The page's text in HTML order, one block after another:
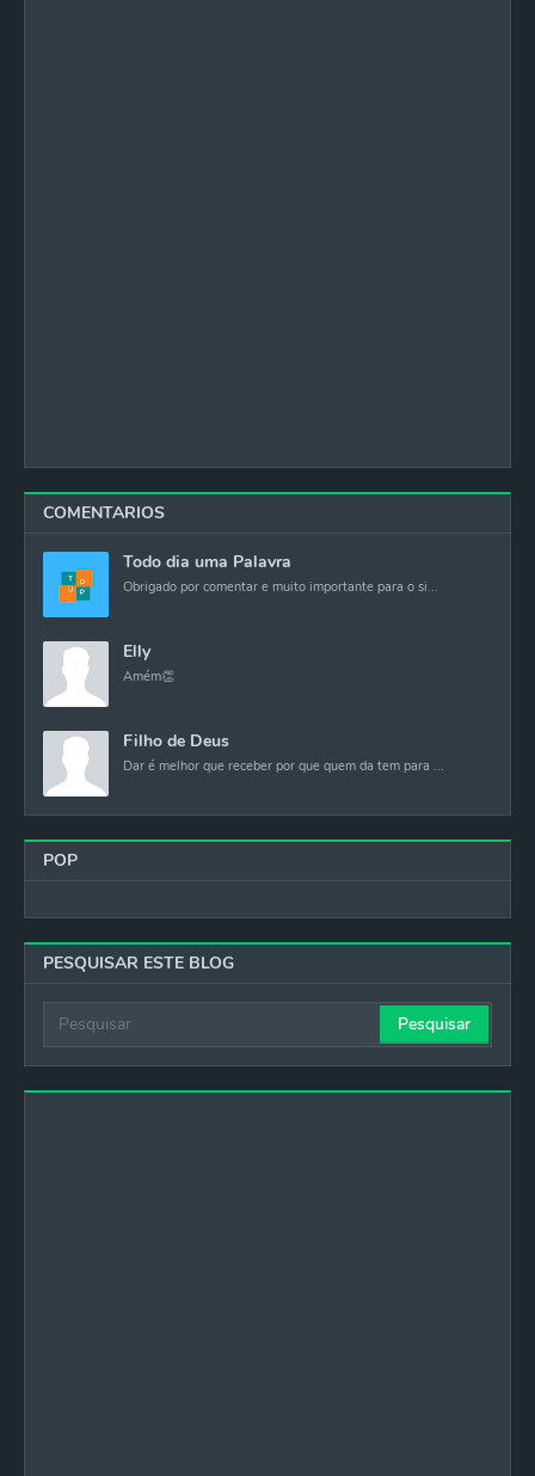
COMENTARIOS
Todo dia uma Palavra
Obrigado por comentar e muito importante para o si...
Elly
Amém👏
Filho de Deus
Dar é melhor que receber por que quem da tem para ...
POP
PESQUISAR ESTE BLOG